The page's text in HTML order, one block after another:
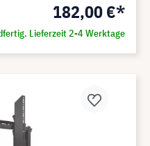
182,00 €*
Lieferzeit 2-4 Werktage